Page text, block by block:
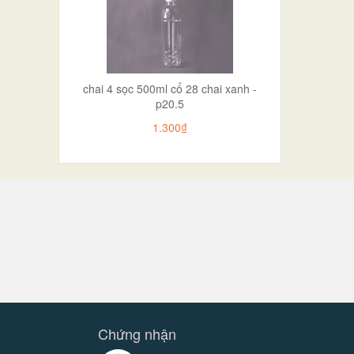
chai 4 sọc 500ml cổ 28 chai xanh -
p20.5
1.300₫
Chứng nhận